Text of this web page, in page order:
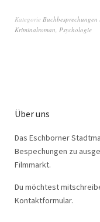
Kategorie Buchbesprechungen
Kriminalroman, Psychologie
Über uns
Das Eschborner
Bespechungen zu
Filmmarkt.
Du möchtest
Kontaktformular.